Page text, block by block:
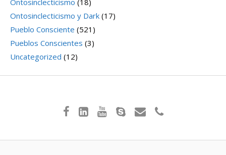
Ontosinclecticismo (18)
Ontosinclecticismo y Dark (17)
Pueblo Consciente (521)
Pueblos Conscientes (3)
Uncategorized (12)